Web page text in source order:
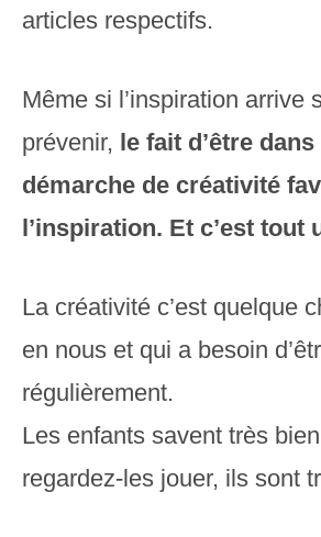
articles respectifs.
Même si l’inspiration arrive
prévenir, le fait d’être dans
démarche de créativité
l’inspiration. Et c’est tout
La créativité c’est quelque
en nous et qui a besoin
régulièrement.
Les enfants savent très
regardez-les jouer, ils sont